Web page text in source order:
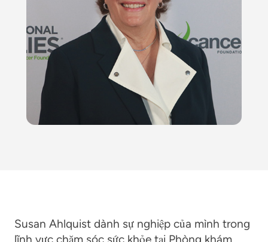
Susan Ahlquist dành sự nghiệp của mình trong
lĩnh vực chăm sóc sức khỏe tại Phòng khám